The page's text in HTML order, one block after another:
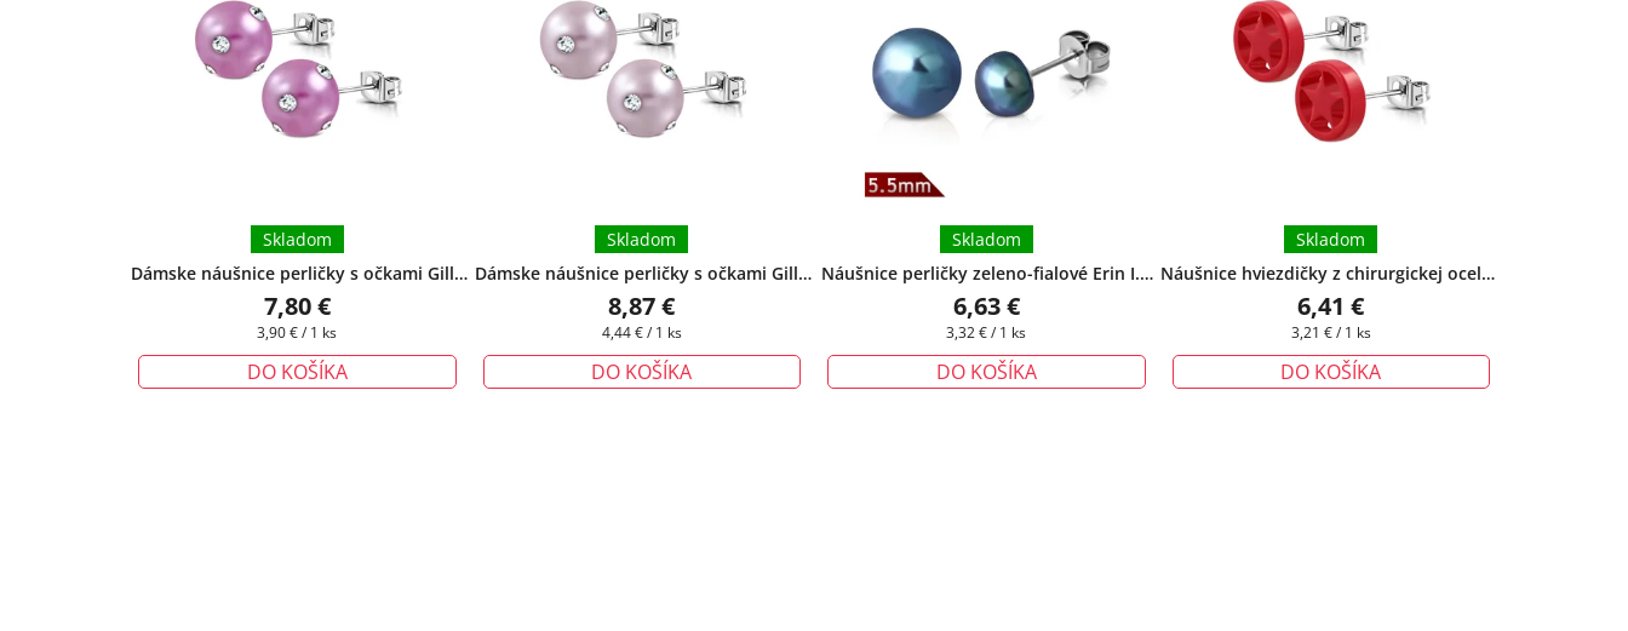
Dámske náušnice perličky s očkami Gilly
- fialové 8 mm+ darčeková krabička
zadarmo
Skladom
7,80 €
Jednotková
3,90 € / 1 ks
DO KOŠÍKA
Dámske náušnice perličky s očkami Gilly
- svetlo fialové 10 mm
krabička zadarmo
Skladom
8,87 €
Jednotková
4,44 € / 1 ks
DO KOŠÍKA
Náušnice perličky zeleno-fialové Erin I. -
5,5 mm
Skladom
6,63 €
Jednotková
3,32 € / 1 ks
DO KOŠÍKA
Náušnice hviezdičky z chirurgickej ocele -
+ darčeková krabička zadarmo
Skladom
6,41 €
Jednotková
3,21 € / 1 ks
DO KOŠÍKA